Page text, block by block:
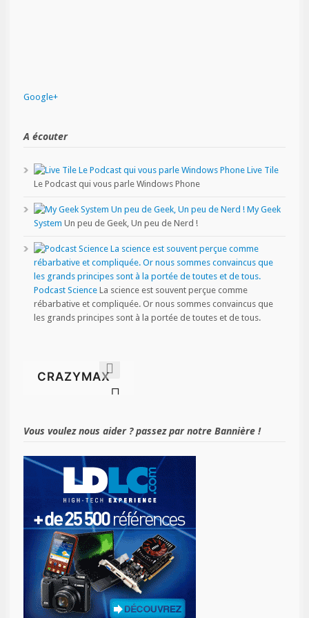
Google+
A écouter
Live Tile
Le Podcast qui vous parle Windows Phone
My Geek
System Un peu de Geek, Un peu de Nerd !
Podcast Science La science est souvent perçue comme
rébarbative et compliquée. Or nous sommes convaincus que
les grands principes sont à la portée de toutes et de tous.
Vous voulez nous aider ? passez par notre Bannière !